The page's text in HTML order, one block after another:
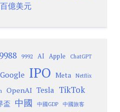
億美元
9988 9992 AI Apple ChatGPT
Google IPO Meta Netflix
OpenAI Tesla TikTok
盃 中國 中國GDP 中國旅客